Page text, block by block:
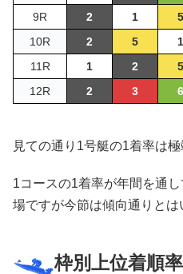
9R
2 1 5
10R
2 5 1
11R
1 2 5
12R
2 3 6
見ての通り1号艇の1着率は極
1コースの1着率が年間を通
場ですが今節は傾向通りとは
枠別上位着順率